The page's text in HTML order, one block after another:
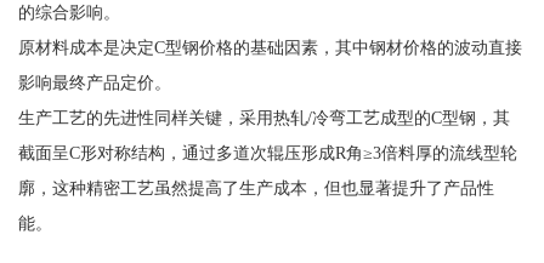
的综合影响。
原材料成本是决定C型钢价格的基础因素，其中钢材价格的波动直接
影响最终产品定价。
生产工艺的先进性同样关键，采用热轧/冷弯工艺成型的C型钢，其
截面呈C形对称结构，通过多道次辊压形成R角≥3倍料厚的流线型轮
廓，这种精密工艺虽然提高了生产成本，但也显著提升了产品性
能。